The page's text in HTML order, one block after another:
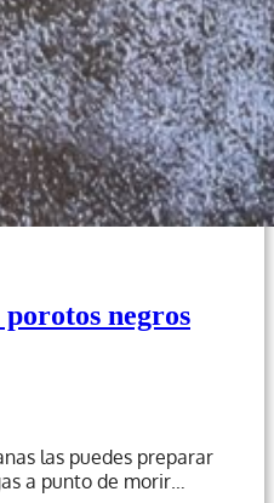
negros
las puedes preparar
a punto de morir…